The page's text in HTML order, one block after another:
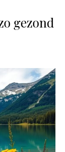
gezond